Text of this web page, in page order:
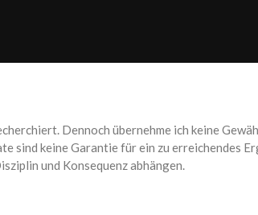
Dennoch übernehme ich keine
keine Garantie für ein zu erreichendes
und Konsequenz abhängen.